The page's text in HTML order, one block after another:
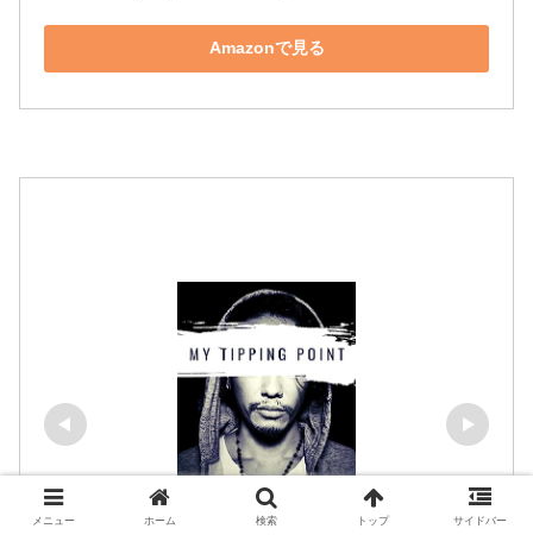
Amazonで見る
メニュー ホーム 検索 トップ サイドバー